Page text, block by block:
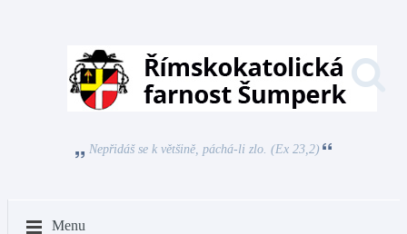
Nepřidáš se k většině, páchá-li zlo. (Ex 23,2)
Menu